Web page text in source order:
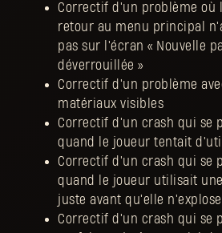
Correctif d'un problème où
retour au menu principal
pas sur l'écran « Nouvelle
déverrouillée »
Correctif d'un problème
matériaux visibles
Correctif d'un crash qui se
quand le joueur tentait
Correctif d'un crash qui se
quand le joueur utilisait
juste avant qu'elle n'explose
Correctif d'un crash qui se